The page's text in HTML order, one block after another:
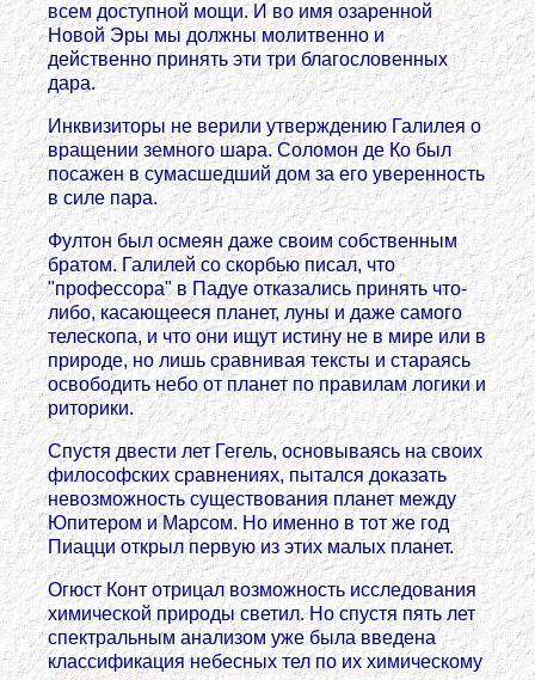
всем доступной мощи. И во имя озаренной
Новой Эры мы должны молитвенно и
действенно принять эти три благословенных
дара.
Инквизиторы не верили утверждению Галилея о
вращении земного шара. Соломон де Ко был
посажен в сумасшедший дом за его уверенность
в силе пара.
Фултон был осмеян даже своим собственным
братом. Галилей со скорбью писал, что
"профессора" в Падуе отказались принять что-
либо, касающееся планет, луны и даже самого
телескопа, и что они ищут истину не в мире или в
природе, но лишь сравнивая тексты и стараясь
освободить небо от планет по правилам логики и
риторики.
Спустя двести лет Гегель, основываясь на своих
философских сравнениях, пытался доказать
невозможность существования планет между
Юпитером и Марсом. Но именно в тот же год
Пиацци открыл первую из этих малых планет.
Огюст Конт отрицал возможность исследования
химической природы светил. Но спустя пять лет
спектральным анализом уже была введена
классификация небесных тел по их химическому